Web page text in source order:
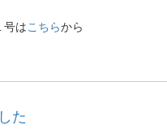
号はこちらから
た